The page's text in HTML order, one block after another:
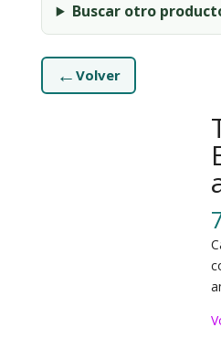
Buscar otro
← Volver